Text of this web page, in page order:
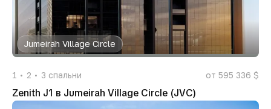
Jumeirah Village Circle
1 2 3 спальни от 595 336 $
Zenith J1 в Jumeirah Village Circle (JVC)